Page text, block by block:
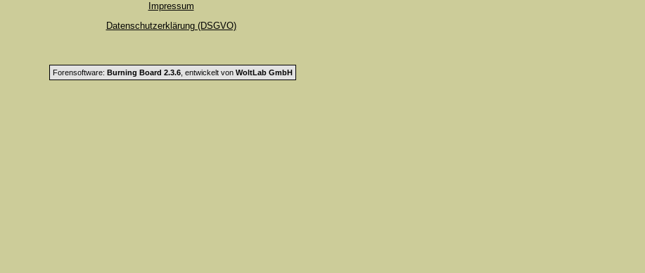
Impressum
Datenschutzerklärung (DSGVO)
Forensoftware: Burning Board 2.3.6, entwickelt von WoltLab GmbH